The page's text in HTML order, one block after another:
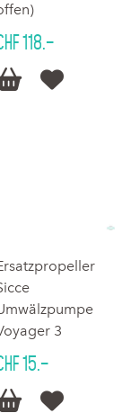
118.–

3
15.–
